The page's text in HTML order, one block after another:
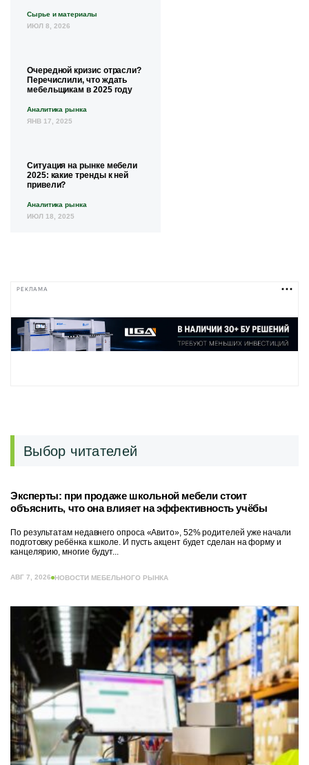
Сырье и материалы
ИЮЛ 8, 2026
Очередной кризис отрасли?
Перечислили, что ждать
мебельщикам в 2025 году
Аналитика рынка
ЯНВ 17, 2025
Ситуация на рынке мебели
2025: какие тренды к ней
привели?
Аналитика рынка
ИЮЛ 18, 2025
РЕКЛАМА
Выбор читателей
Эксперты: при продаже школьной мебели стоит
объяснить, что она влияет на эффективность учёбы
По результатам недавнего опроса «Авито», 52% родителей уже начали
подготовку ребёнка к школе. И пусть акцент будет сделан на форму и
канцелярию, многие будут...
АВГ 7, 2026 НОВОСТИ МЕБЕЛЬНОГО РЫНКА